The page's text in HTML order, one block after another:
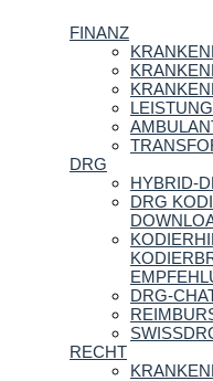
FINANZ
DRG
HYBRID-
DRG
DRG-
RECHT